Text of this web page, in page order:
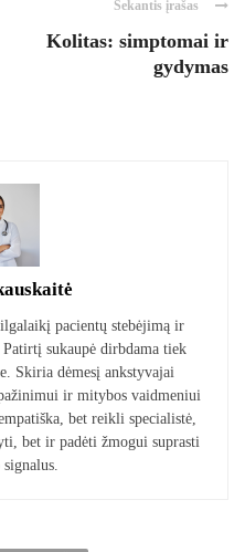
Sekantis įrašas
Kolitas: simptomai ir
gydymas
pacientų stebėjimą ir
sukaupė dirbdama tiek
Skiria dėmesį ankstyvajai
ir mitybos vaidmeniui
bet reikli specialistė,
bet ir padėti žmogui suprasti